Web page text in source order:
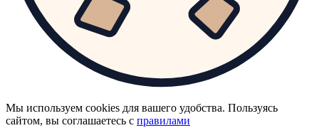
Мы используем cookies для вашего удобства. Пользуясь
сайтом, вы соглашаетесь с правилами